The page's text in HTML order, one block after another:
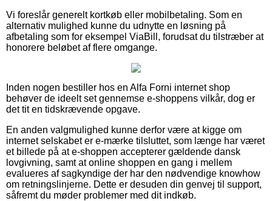
Vi foreslår generelt kortkøb eller mobilbetaling. Som en
alternativ mulighed kunne du udnytte en løsning på
afbetaling som for eksempel ViaBill, forudsat du tilstræber at
honorere beløbet af flere omgange.
Inden nogen bestiller hos en Alfa Forni internet shop
behøver de ideelt set gennemse e-shoppens vilkår, dog er
det tit en tidskrævende opgave.
En anden valgmulighed kunne derfor være at kigge om
internet selskabet er e-mærke tilsluttet, som længe har været
et billede på at e-shoppen accepterer gældende dansk
lovgivning, samt at online shoppen en gang i mellem
evalueres af sagkyndige der har den nødvendige knowhow
om retningslinjerne. Dette er desuden din genvej til support,
såfremt du møder problemer med dit indkøb.